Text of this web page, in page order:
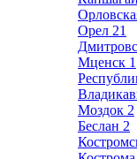
Орел 21
Мценск 1
Моздок 2
Беслан 2